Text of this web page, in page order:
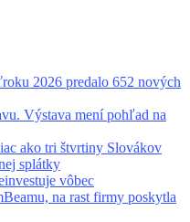
2026 predalo 652 nových
Výstava mení pohľad na
ako tri štvrtiny Slovákov
splátky
vôbec
na rast firmy poskytla